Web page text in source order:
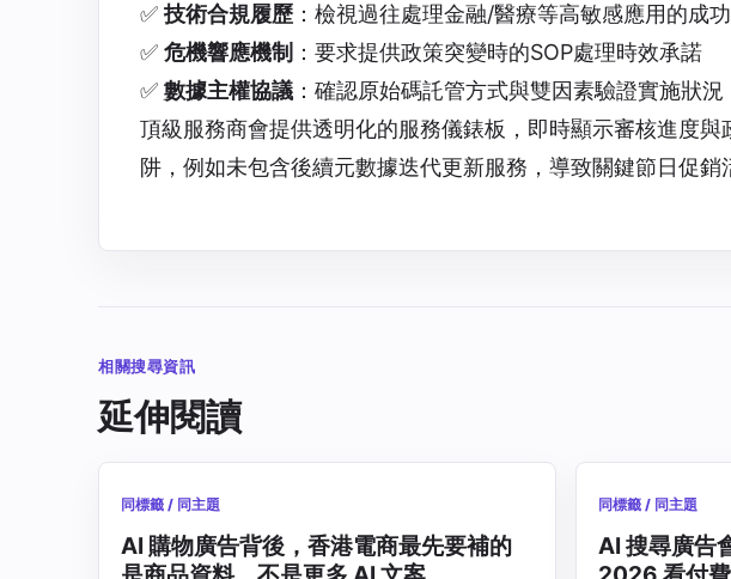
✅技術合規履歷 ：檢視過往處理金融/醫療等高敏感應用的成
✅ 危機響應機制 ：要求提供政策突變時的SOP處理時效承諾
✅ 數據主權協議 ：確認原始碼託管方式與雙因素驗證實施狀況
頂級服務商會提供透明化的服務儀錶板，即時顯示審核進度
阱，例如未包含後續元數據迭代更新服務，導致關鍵節日促銷
相關搜尋資訊
延伸閱讀
同標籤 / 同主題
AI 購物廣告背後，香港電商最先要補的
同標籤 / 同主題
AI 搜尋廣告